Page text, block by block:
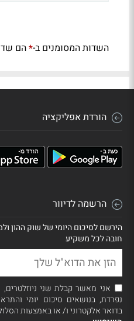
השדות המסומנים ב-*הם
הורדת אפליקציה
הרשמה לדיוור
הירשם לסיכום היומי של שוק ההון
חובה לכל משקיע
אני מאשר קבלת שני
נפרדת, בנושאים סיכום יומי
בדואר אלקטרוני ו/ או באמצעות